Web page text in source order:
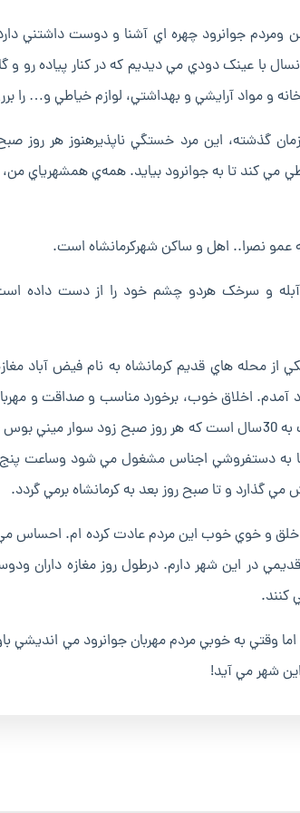
ومردم جوانرود چهره اي آشنا و دوست داشتني
با عينک دودي مي ديديم که در کنار پياده رو
و مواد آرايشي و بهداشتي، لوازم خياطي و… را
گذشته، اين مرد خستگي ناپذيرهنوز هر روز
مي کند تا به جوانرود بيايد. همه‌ي همشهرياي من،
آمدم. اخلاق خوب، برخورد مناسب و صداقت و
را انتخاب کنم”. عمو نصرت قريب به 30سال است که هر روز
مي گذارد و تا صبح روز بعد به کرمانشاه برمي گردد.
و خوي خوب اين مردم عادت کرده ام. احساس مي
در اين شهر دارم. درطول روز مغازه داران
کنند.
به خوبي مردم مهربان جوانرود مي انديشي